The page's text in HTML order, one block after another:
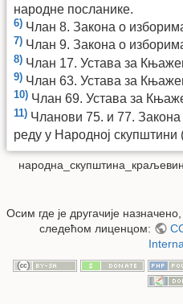
народне посланике.
6) Члан 8. Закона о
7) Члан 9. Закона о
8) Члан 17. Устава за
9) Члан 63. Устава за
10) Члан 69. Устава за
11) Чланови 75. и 77.
реду у Народној скупштини
Осим где је другачије
следећом лиценцом: